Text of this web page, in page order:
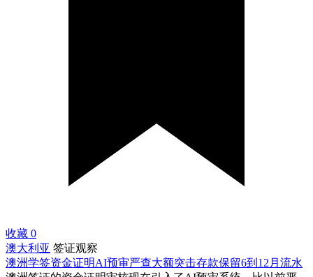
收藏 0
澳大利亚 签证观察
澳洲学签资金证明AI预审严查大额突击存款保留6到12月流水